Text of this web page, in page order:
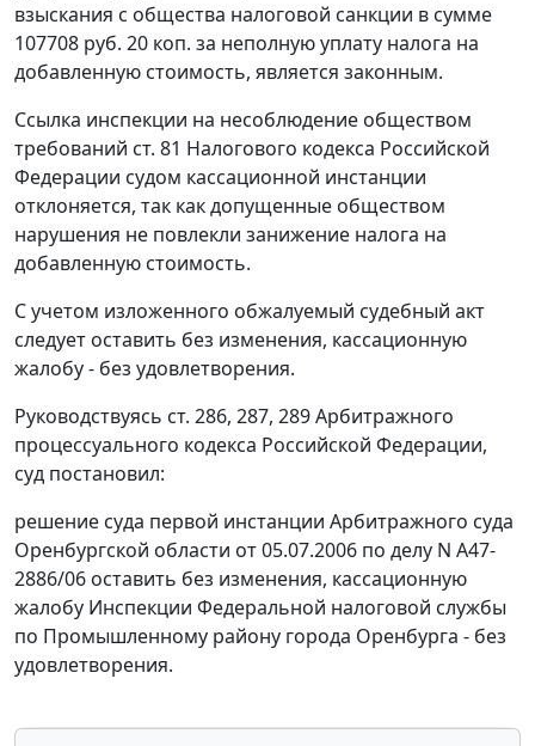
взыскания с общества налоговой санкции в сумме
107708 руб. 20 коп. за неполную уплату налога на
добавленную стоимость, является законным.
Ссылка инспекции на несоблюдение обществом
требований ст. 81 Налогового кодекса Российской
Федерации судом кассационной инстанции
отклоняется, так как допущенные обществом
нарушения не повлекли занижение налога на
добавленную стоимость.
С учетом изложенного обжалуемый судебный акт
следует оставить без изменения, кассационную
жалобу - без удовлетворения.
Руководствуясь ст. 286, 287, 289Арбитражного
процессуального кодекса Российской Федерации,
суд постановил:
решение суда первой инстанции Арбитражного суда
Оренбургской области от 05.07.2006 по делу N А47-
2886/06 оставить без изменения, кассационную
жалобу Инспекции Федеральной налоговой службы
по Промышленному району города Оренбурга - без
удовлетворения.